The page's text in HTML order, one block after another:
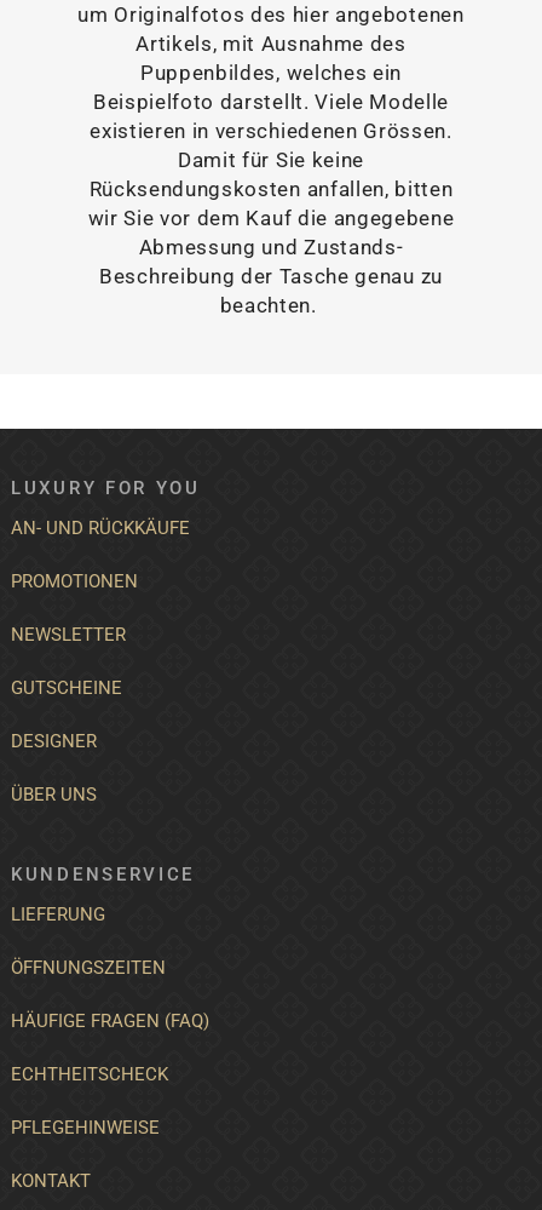
um Originalfotos des hier angebotenen
Artikels, mit Ausnahme des
Puppenbildes, welches ein
Beispielfoto darstellt. Viele Modelle
existieren in verschiedenen Grössen.
Damit für Sie keine
Rücksendungskosten anfallen, bitten
wir Sie vor dem Kauf die angegebene
Abmessung und Zustands-
Beschreibung der Tasche genau zu
beachten.
LUXURY FOR YOU
AN- UND RÜCKKÄUFE
PROMOTIONEN
NEWSLETTER
GUTSCHEINE
DESIGNER
ÜBER UNS
KUNDENSERVICE
LIEFERUNG
ÖFFNUNGSZEITEN
HÄUFIGE FRAGEN (FAQ)
ECHTHEITSCHECK
PFLEGEHINWEISE
KONTAKT